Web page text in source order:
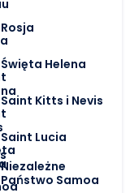
Rosja
Święta Helena
Saint Kitts i Nevis
Saint Lucia
Niezależne
Państwo Samoa